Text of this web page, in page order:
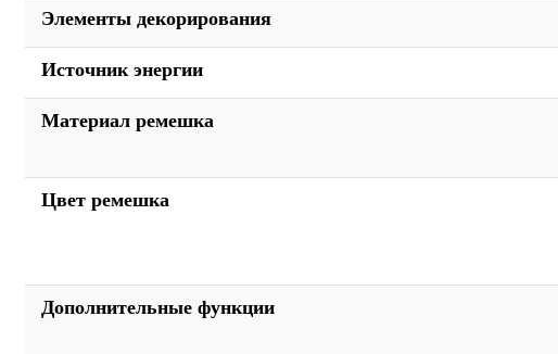
Элементы декорирования
Источник энергии
Материал ремешка
Цвет ремешка
Дополнительные функции